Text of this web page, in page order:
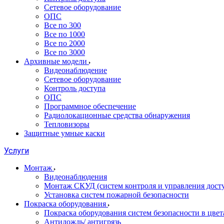
Сетевое оборудование
ОПС
Все по 300
Все по 1000
Все по 2000
Все по 3000
Архивные модели
Видеонаблюдение
Сетевое оборудование
Контроль доступа
ОПС
Программное обеспечение
Радиолокационные средства обнаружения
Тепловизоры
Защитные умные каски
Услуги
Монтаж
Видеонаблюдения
Монтаж СКУД (систем контроля и управления
Установка систем пожарной безопасности
Покраска оборудования
Покраска оборудования систем безопасности в
Антидождь/ антигрязь